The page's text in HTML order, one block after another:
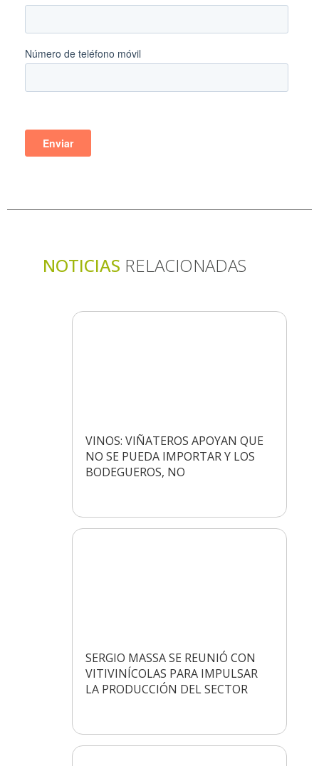
NOTICIAS RELACIONADAS
VINOS: VIÑATEROS APOYAN QUE
NO SE PUEDA IMPORTAR Y LOS
BODEGUEROS, NO
SERGIO MASSA SE REUNIÓ CON
VITIVINÍCOLAS PARA IMPULSAR
LA PRODUCCIÓN DEL SECTOR